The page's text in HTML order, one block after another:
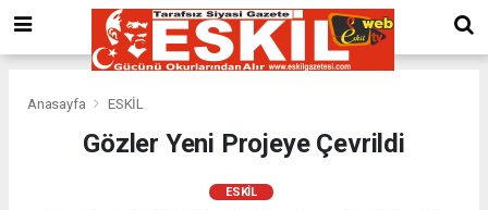
Anasayfa ESKİL
Gözler Yeni Projeye Çevrildi
ESKİL